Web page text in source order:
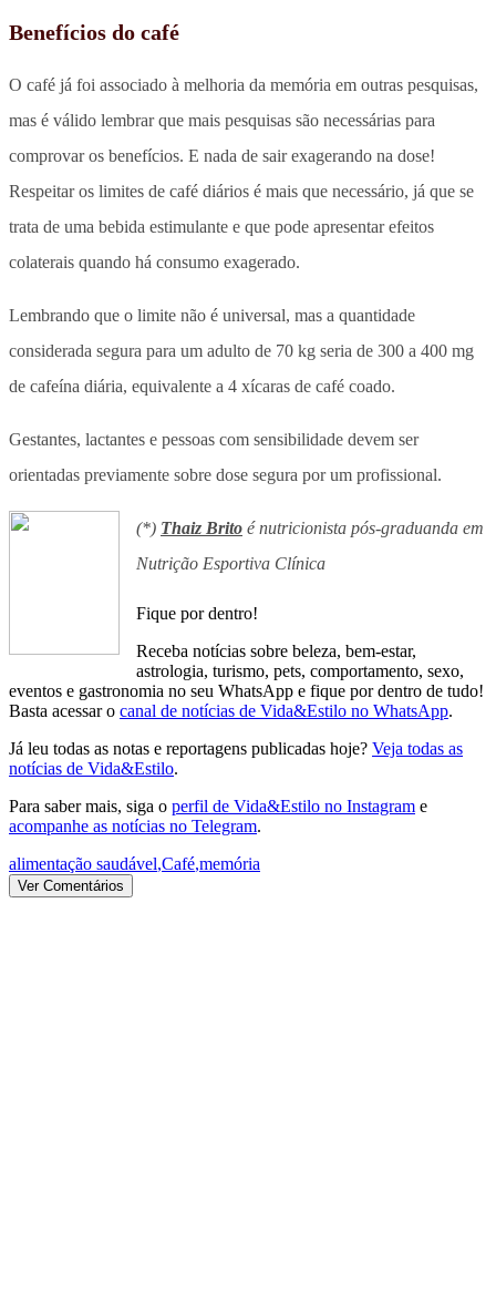
Benefícios do café
O café já foi associado à melhoria da memória em outras pesquisas,
mas é válido lembrar que mais pesquisas são necessárias para
comprovar os benefícios. E nada de sair exagerando na dose!
Respeitar os limites de café diários é mais que necessário, já que se
trata de uma bebida estimulante e que pode apresentar efeitos
colaterais quando há consumo exagerado.
Lembrando que o limite não é universal, mas a quantidade
considerada segura para um adulto de 70 kg seria de 300 a 400 mg
de cafeína diária, equivalente a 4 xícaras de café coado.
Gestantes, lactantes e pessoas com sensibilidade devem ser
orientadas previamente sobre dose segura por um profissional.
(*) Thaiz Brito é nutricionista pós-graduanda em
Nutrição Esportiva Clínica
Fique por dentro!
Receba notícias sobre beleza, bem-estar,
astrologia, turismo, pets, comportamento, sexo,
eventos e gastronomia no seu WhatsApp e fique por dentro de tudo!
Basta acessar o canal de notícias de Vida&Estilo no WhatsApp.
Já leu todas as notas e reportagens publicadas hoje? Veja todas as
notícias de Vida&Estilo.
Para saber mais, siga o perfil de Vida&Estilo no Instagram e
acompanhe as notícias no Telegram.
alimentação saudável,Café,memória
Ver Comentários